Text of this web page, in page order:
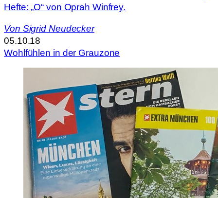
Hefte: „O“ von Oprah Winfrey.
Von Sigrid Neudecker
05.10.18
Wohlfühlen in der Grauzone